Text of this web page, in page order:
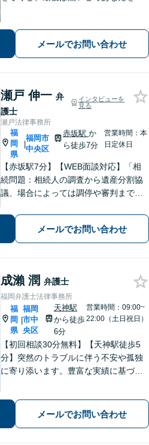
雑談感覚で気軽にご相談ください。
【夜間・休日相談可】
メールでお問い合わせ
瀬戸 伸一 弁
護士
インタビューを
見る
瀬戸法律事務所
福
岡
県
|
福岡市
中央区
赤坂駅 か
ら徒歩7分
営業時間：本
日定休日
【赤坂駅7分】【WEB面談対応】「相
続問題：相続人の調査から遺産分割協
議、場合によっては調停や審判まで、
す」「インターネット：掲示板やSN
S、ブログでの誹謗中傷に対する削除請
求・発信者情報開示請求に豊富な経験
あり」
メールでお問い合わせ
成瀨 潤 弁護士
福岡弁護士法律事務所
福
岡
県
|
福岡
市中
央区
天神駅
から徒歩
6分
営業時間：09:00~
22:00（土日祝日）
【初回相談30分無料】【天神駅徒歩5
分】突然のトラブルに伴う不安や孤独
に寄り添います。豊富な実績に基づく
の相談から培った確かな交渉力であな
たを守り抜きます。【LINE予約可】
メールでお問い合わせ